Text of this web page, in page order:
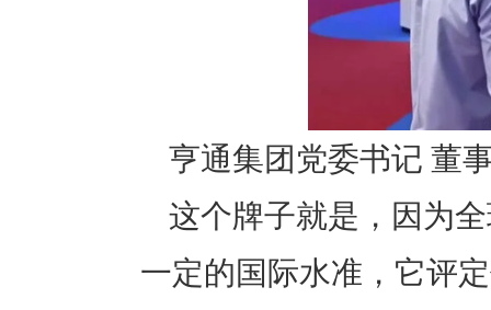
亨通集团党委书记 董
这个牌子就是，因为
一定的国际水准，它评